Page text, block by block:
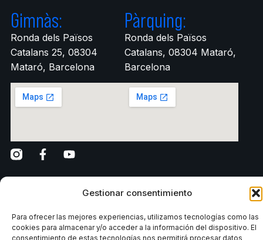
Gestionar consentimiento
Para ofrecer las mejores experiencias, utilizamos tecnologías como las
cookies para almacenar y/o acceder a la información del dispositivo. El
consentimiento de estas tecnologías nos permitirá procesar datos
Gimnàs:
Ronda dels Països
Catalans 25, 08304
Mataró, Barcelona
Pàrquing:
Ronda dels Països
Catalans, 08304 Mataró,
Barcelona
Reglament internGrup Fitness Factory ClubAvís legal